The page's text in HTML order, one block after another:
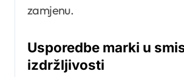
zamjenu.
Usporedbe marki u
izdržljivosti